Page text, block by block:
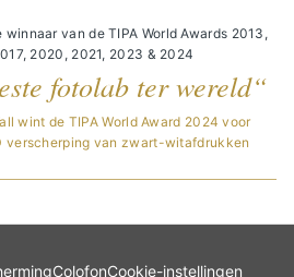
winnaar van de TIPA World Awards 2013,
2020, 2021, 2023 & 2024
fotolab ter wereld“
wint de TIPA World Award 2024 voor
verscherping van zwart-witafdrukken
ColofonCookie-instellingen